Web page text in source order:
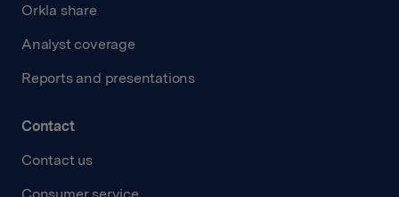
Orkla share
Analyst coverage
Reports and presentations
Contact
Contact us